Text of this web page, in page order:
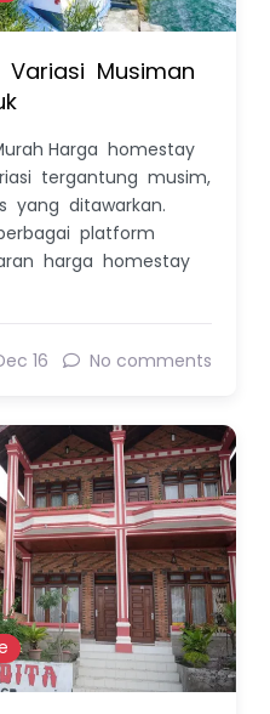
Musiman
Harga homestay
tergantung musim,
yang ditawarkan.
platform
harga homestay
16 No comments